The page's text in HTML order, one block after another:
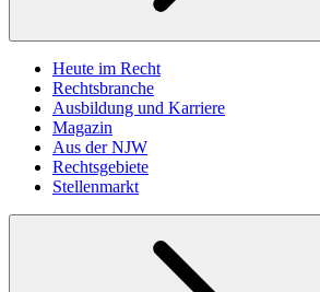
Heute im Recht
Rechtsbranche
Ausbildung und Karriere
Magazin
Aus der NJW
Rechtsgebiete
Stellenmarkt